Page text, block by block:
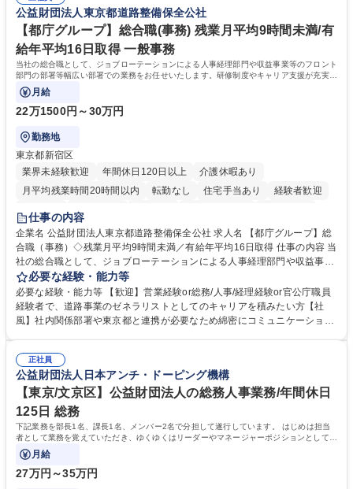
り、日常です。旅好きにはこれ以上ない環境です 募集職種 【企画営業/行
政・企業向け観光推進支援】旅行ガイドブック『地球の歩き方』
バーとして活躍いただきます。 学歴・資格 学歴：大学院 大学 語学力： 資
格：
公益財団法人東京都道路整備保全公社
【都庁グループ】総合職(事務) 残業月平均9時間未満/有
給年平均16日取得 一般事務
当社の総合職として、ジョブローテーションによる人事経理部門や収益事業等のフロント
部門の部署等幅広い部署での業務をお任せいたします。研修制度やキャリア支援が充実し
ております！ ※下記業務詳細
月給
22万1500円～30万円
勤務地
東京都新宿区
業界未経験歓迎
年間休日120日以上
介護休暇あり
月平均残業時間20時間以内
転勤なし 住宅手当あり
経験者歓迎
研修あり
退職金あり
駅近5分以内
資格取得手当あり 食事補助あり
仕事の内容
企業名 公益財団法人東京都道路整備保全公社 求人名 【都庁グループ】総
合職（事務）◇残業月平均9時間未満／有給年平均16日取得 仕事の内容 当
社の総合職として、ジョブローテーションによる人事経理部門や収益事業
等のフロント部門の部署等幅広い部署での業務をお任せいたします。研修
制度やキャリア支援が充実しております！ ※下記業務詳細 【業務詳細】■
管理部門：広報、人事、経理など当公社の運営に係る管理業務 ■収益部
門：駐車場の新規開拓、管理運営、新宿駅西口広場の「イベントコーナ
道路施設や道路工事現場の見学ツアー事業 ※入社後は上記いずれかの部門
へ配属。※業務内容変更の範囲：会社の定める業務 募集職種 【都庁グル
ープ】総合職（事務）◇残業月平均9時間未満／有給年平均16日取得
必要な経験・能力等
必要な経験・能力等 【歓迎】営業経験or総務/人事/経理経験or官公庁職員
経験者で、道路事業のゼネラリストとしてのキャリアを積みたい方【社
風】社内関係部署や東京都と連携が必要なため綿密にコミュニケーション
部門など多岐に渡る業務を経験できます。 ■様々なプロジェクト：駐車場
事業の他、新宿駅西口広場内に設置された照明を兼ねた広告「ブライトサ
イン」の管理運営を行うなど、事業収益を生み出す活動を積極的に行って
います。 学歴・資格 学歴：大学院 大学 高専 短大 専修学校 高校 語学力：
資格：
正社員
公益財団法人日本アンチ・ドーピング機構
【東京/文京区】公益財団法人の総務人事業務/年間休日
125日 総務
下記業務を部長1名、課長1名、メンバー2名で分担して遂行しています。 はじめは担当
者として業務を覚えていただき、ゆくゆくはリーダーやマネージャーポジションとして活
躍いただくことを期待しています。
月給
27万円～35万円